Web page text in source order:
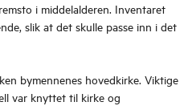
i middelalderen. Inventaret
slik at det skulle passe inn i det
bymennenes hovedkirke. Viktige
var knyttet til kirke og